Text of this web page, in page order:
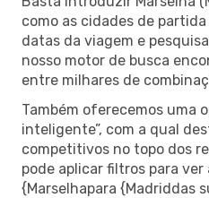
como as cidades de
datas da viagem e
nosso motor de busca
entre milhares de
Também oferecemos uma
inteligente”, com a qual
competitivos no topo dos
pode aplicar filtros para ver
{Marselhapara {Madriddas